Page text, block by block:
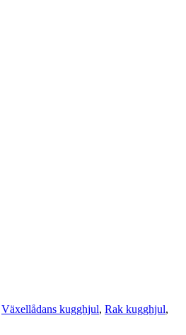
Växellådans kugghjul, Rak kugghjul,